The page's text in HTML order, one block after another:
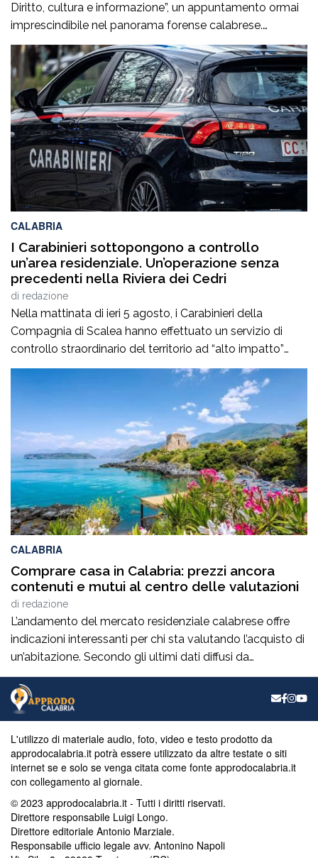
Diritto, cultura e informazione”, un appuntamento ormai
imprescindibile nel panorama forense calabrese.
L’evento, tenutosi a Palmi il 6 agosto 2026, ha offerto
un’importante occasione di riflessione sul tema
“Esperienza di vita e competenze professionali a
confronto”, richiamando l’attenzione di giuristi,
professionisti e cittadini sull’importanza del […]
CALABRIA
I Carabinieri sottopongono a controllo
un’area residenziale. Un’operazione senza
precedenti nella Riviera dei Cedri
di redazione
Nella mattinata di ieri 5 agosto, i Carabinieri della
Compagnia di Scalea hanno effettuato un servizio di
controllo straordinario del territorio ad “alto impatto”
all’interno del complesso residenziale “Parco Pantano” di
Scalea, da tempo sotto la lente d’ingrandimento delle
Forze dell’Ordine. Si tratta di un’operazione di controllo di
eccezionale portata, condotta sotto il costante
coordinamento […]
CALABRIA
Comprare casa in Calabria: prezzi ancora
contenuti e mutui al centro delle valutazioni
di redazione
L’andamento del mercato residenziale calabrese offre
indicazioni interessanti per chi sta valutando l’acquisto di
un’abitazione. Secondo gli ultimi dati diffusi da
Immobiliare.it, a giugno 2026 il prezzo medio richiesto
per gli immobili residenziali in Calabria si attesta intorno
ai 961 euro al metro quadrato, confermando valori tra i
L'utilizzo di materiale audio, foto, video e testo prodotto da
approdocalabria.it potrà essere utilizzato da altre testate o siti
internet se e solo se venga citata come fonte approdocalabria.it
con collegamento al giornale.
© 2023 approdocalabria.it - Tutti i diritti riservati.
Direttore responsabile Luigi Longo.
Direttore editoriale Antonio Marziale.
Responsabile ufficio legale avv. Antonino Napoli